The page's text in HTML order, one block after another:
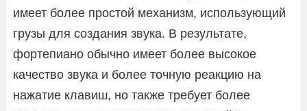
имеет более простой механизм, использующий
грузы для создания звука. В результате,
фортепиано обычно имеет более высокое
качество звука и более точную реакцию на
нажатие клавиш, но также требует более